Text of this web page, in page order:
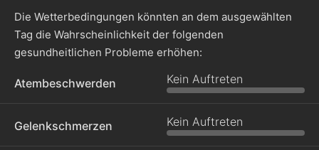
Die Wetterbedingungen könnten an dem ausgewählten
Tag die Wahrscheinlichkeit der folgenden
gesundheitlichen Probleme erhöhen:
Atembeschwerden Kein Auftreten
Gelenkschmerzen Kein Auftreten